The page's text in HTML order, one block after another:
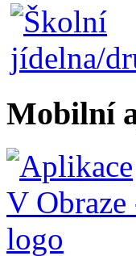
Mobilní